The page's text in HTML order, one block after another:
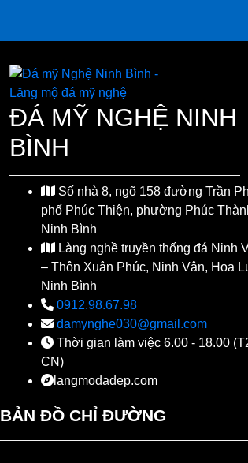
ĐÁ MỸ NGHỆ NINH
BÌNH
Số nhà 8, ngõ 158 đường Trần
phố Phúc Thiện, phường Phúc
Ninh Bình
Làng nghề truyền thống đá Ninh
– Thôn Xuân Phúc, Ninh Vân, Hoa
Ninh Bình
0912.98.67.98
damynghe030@gmail.com
Thời gian làm việc 6.00 - 18.00
CN)
langmodadep.com
BẢN ĐỒ CHỈ ĐƯỜNG